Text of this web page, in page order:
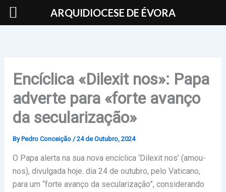
Skip
Encíclica «Dilexit nos»: Papa
adverte para «forte avanço
da secularização»
By Pedro Conceição /24 de Outubro, 2024
O Papa alerta na sua nova encíclica ‘Dilexit nos’ (amou-
nos), divulgada hoje. dia 24 de outubro, pelo Vaticano,
para um “forte avanço da secularização”, considerando
ARQUIDIOCESE DE ÉVORA